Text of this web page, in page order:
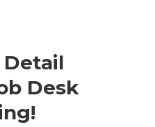
Detail
Desk